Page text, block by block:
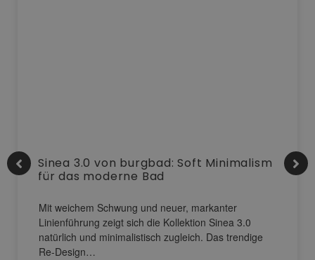
Sinea 3.0 von burgbad: Soft Minimalism
für das moderne Bad
Mit weichem Schwung und neuer, markanter
Linienführung zeigt sich die Kollektion Sinea 3.0
natürlich und minimalistisch zugleich. Das trendige
Re-Design…